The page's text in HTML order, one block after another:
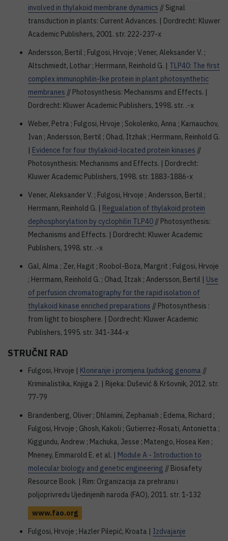
involved in thylakoid membrane dynamics // Signal
transduction in plants: Current Advances. | Dordrecht: Kluwer
Academic Publishers, 2001. str. 222-237-x
Andersson, Bertil ; Fulgosi, Hrvoje ; Vener, Aleksander V. ;
Altschmiedt, Lothar ; Herrmann, Reinhold G. | TLP40: The first
complex immunophilin-lke protein in plant photosynthetic
membranes // Photosynthesis: Mechanisms and Effects. |
Dordrecht: Kluwer Academic Publishers, 1998. str. .-x
Weber, Petra ; Fulgosi, Hrvoje ; Sokolenko, Anna ; Karnauchov,
Ivan ; Andersson, Bertil ; Ohad, Itzhak ; Herrmann, Reinhold G.
| Evidence for four thylakoid-located protein kinases //
Photosynthesis: Mechanisms and Effects. | Dordrecht:
Kluwer Academic Publishers, 1998. str. 1883-1886-x
Vener, Aleksander V. ; Fulgosi, Hrvoje ; Andersson, Bertil ;
Herrmann, Reinhold G. | Regualation of thylakoid protein
dephosphorylation by cyclophilin TLP40 // Photosynthesis:
Mechanisms and Effects. | Dordrecht: Kluwer Academic
Publishers, 1998. str. .-x
Gal, Alma ; Zer, Hagit ; Roobol-Boza, Margrit ; Fulgosi, Hrvoje
; Herrmann, Reinhold G. ; Ohad, Itzak ; Andersson, Bertil | Use
of perfusion chromatography for the rapid isolation of
thylakoid kinase enriched preparations // Photosynthesis :
from light to biosphere. | Dordrecht: Kluwer Academic
Publishers, 1995. str. 341-344-x
STRUČNI RAD
Fulgosi, Hrvoje | Kloniranje i promjena ljudskog genoma //
Kriminalistika, Knjiga 2. | Rijeka: Dušević & Kršovnik, 2012. str.
77-79
Brandenberg, Oliver ; Dhlamini, Zephaniah ; Edema, Richard ;
Fulgosi, Hrvoje ; Ghosh, Kakoli ; Gutierrez-Rosati, Antonietta ;
Kiggundu, Andrew ; Machuka, Jesse ; Matengo, Hosea Ken ;
Mneney, Emmarold E. et al. | Module A - Introduction to
molecular biology and genetic engineering // Biosafety
Resource Book. | Rim: Organizacija za prehranu i
poljoprivredu Ujedinjenih naroda (FAO), 2011. str. 1-132
www.fao.org
Fulgosi, Hrvoje ; Hazler Pilepić, Kroata | Izdvajanje